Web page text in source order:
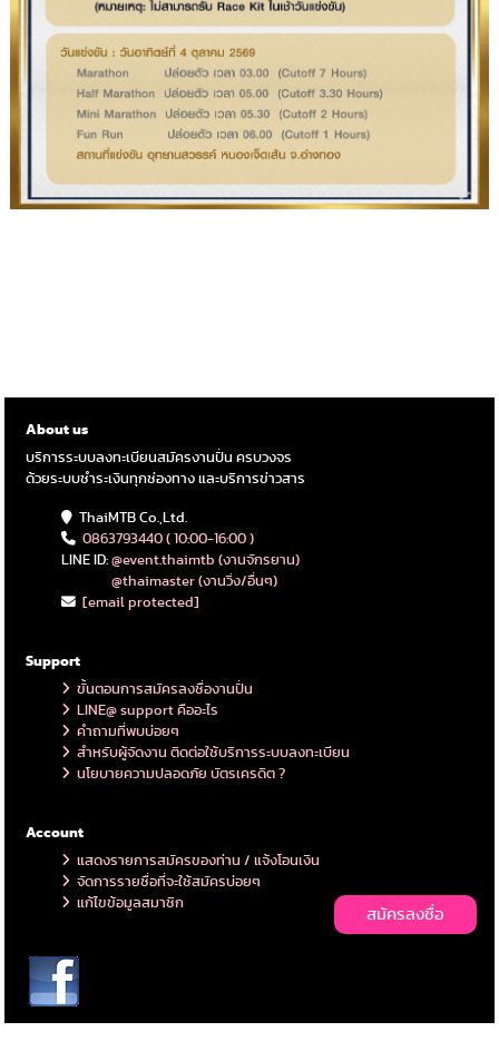
About us
บริการระบบลงทะเบียนสมัครงานปั่น ครบวงจร
ด้วยระบบชำระเงินทุกช่องทาง และบริการข่าวสาร
ThaiMTB Co.,Ltd.
0863793440 ( 10:00-16:00 )
LINE ID: @event.thaimtb (งานจักรยาน)
@thaimaster (งานวิ่ง/อื่นๆ)
[email protected]
Support
ขั้นตอนการสมัครลงชื่องานปั่น
LINE@ support คืออะไร
คำถามที่พบบ่อยๆ
สำหรับผู้จัดงาน ติดต่อใช้บริการระบบลงทะเบียน
นโยบายความปลอดภัย บัตรเครดิต ?
Account
แสดงรายการสมัครของท่าน / แจ้งโอนเงิน
จัดการรายชื่อที่จะใช้สมัครบ่อยๆ
แก้ไขข้อมูลสมาชิก
สมัครลงชื่อ